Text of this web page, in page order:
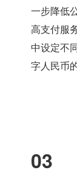
一步降低
高支付服
中设定不
字人民币
03